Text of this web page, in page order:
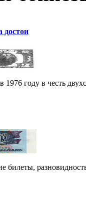
достои
году в честь
билеты,